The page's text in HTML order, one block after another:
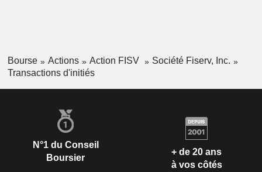
Bourse Actions Action FISV
Société Fiserv, Inc.
Transactions d'initiés
N°1 du Conseil
Boursier
+ de 20 ans
à vos côtés